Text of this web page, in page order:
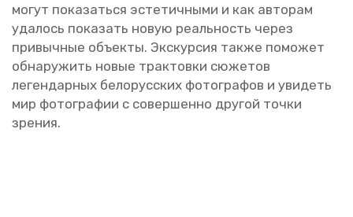
могут по­ка­зать­ся эс­те­тич­ны­ми и как ав­то­рам
уда­лось по­ка­зать новую ре­аль­ность через
при­выч­ные объ­ек­ты. Экс­кур­сия также по­мо­жет
об­на­ру­жить новые трак­тов­ки сю­же­тов
ле­ген­дар­ных бе­ло­рус­ских фо­то­гра­фов и уви­деть
мир фо­то­гра­фии с со­вер­шен­но дру­гой точки
зре­ния.